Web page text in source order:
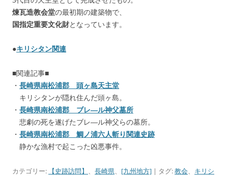
煉瓦造教会堂の最初期の建築物で、
国指定重要文化財となっています。
●キリシタン関連
■関連記事■
・ 長崎県南松浦郡 頭ヶ島天主堂
キリシタンが隠れ住んだ頭ヶ島。
・ 長崎県南松浦郡 ブレ―ル神父墓所
悲劇の死を遂げたブレ―ル神父らの墓所。
・ 長崎県南松浦郡 鯛ノ浦六人斬り関連史跡
静かな漁村で起こった凶悪事件。
カテゴリー: 【史跡訪問】 、 長崎県、 [九州地方] | タグ:教会、 キリシ